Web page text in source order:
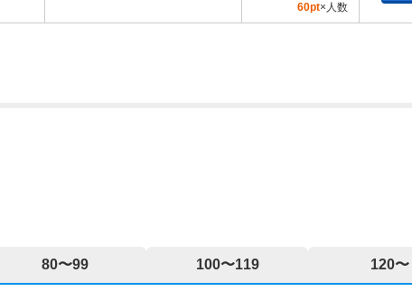
60pt×人数
80〜99 100〜119 120〜